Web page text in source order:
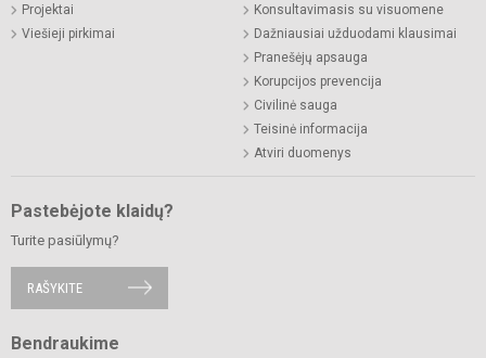
Projektai
Viešieji pirkimai
Konsultavimasis su visuomene
Dažniausiai užduodami klausimai
Pranešėjų apsauga
Korupcijos prevencija
Civilinė sauga
Teisinė informacija
Atviri duomenys
Pastebėjote klaidų?
Turite pasiūlymų?
RAŠYKITE
Bendraukime